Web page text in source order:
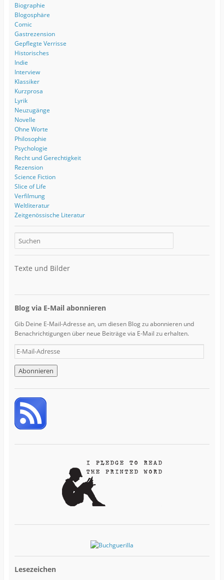
Biographie
Blogosphäre
Comic
Gastrezension
Gepflegte Verrisse
Historisches
Indie
Interview
Klassiker
Kurzprosa
Lyrik
Neuzugänge
Novelle
Ohne Worte
Philosophie
Psychologie
Recht und Gerechtigkeit
Rezension
Science Fiction
Slice of Life
Verfilmung
Weltliteratur
Zeitgenössische Literatur
Texte und Bilder
Blog via E-Mail abonnieren
Gib Deine E-Mail-Adresse an, um diesen Blog zu abonnieren und
Benachrichtigungen über neue Beiträge via E-Mail zu erhalten.
E
-
M
a
i
d
e
Lesezeichen